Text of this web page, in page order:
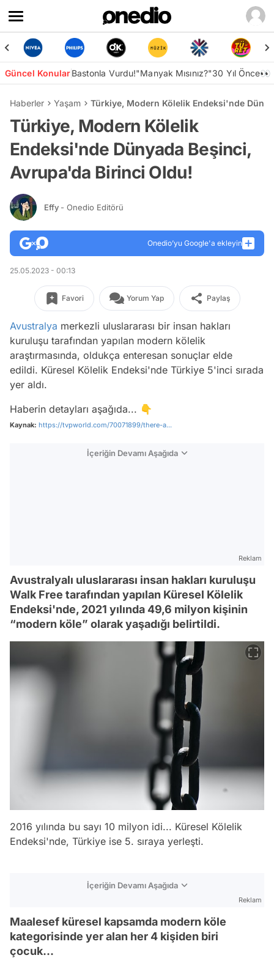
Güncel KonularBastonla Vurdu!"Manyak Mısınız?"30 Yıl Önce👀
Haberler Yaşam Türkiye, Modern Kölelik Endeksi'nde
Türkiye, Modern Kölelik
Endeksi'nde Dünyada Beşinci,
Avrupa'da Birinci Oldu!
Effy - Onedio Editörü
Onedio’yu Google'a ekleyin
25.05.2023 - 00:13
Favori Yorum Yap Paylaş
Avustralya merkezli uluslararası bir insan hakları
kuruluşu tarafından yapılan modern kölelik
araştırmasında, oldukça enteresan sonuçlar elde
edildi. Küresel Kölelik Endeksi'nde Türkiye 5'inci sırada
yer aldı.
Haberin detayları aşağıda... 👇
Kaynak: https://tvpworld.com/70071899/there-a...
İçeriğin Devamı Aşağıda
Reklam
Avustralyalı uluslararası insan hakları kuruluşu
Walk Free tarafından yapılan Küresel Kölelik
Endeksi'nde, 2021 yılında 49,6 milyon kişinin
“modern köle” olarak yaşadığı belirtildi.
2016 yılında bu sayı 10 milyon idi... Küresel Kölelik
Endeksi'nde, Türkiye ise 5. sıraya yerleşti.
İçeriğin Devamı Aşağıda
Reklam
Maalesef küresel kapsamda modern köle
kategorisinde yer alan her 4 kişiden biri
çocuk...